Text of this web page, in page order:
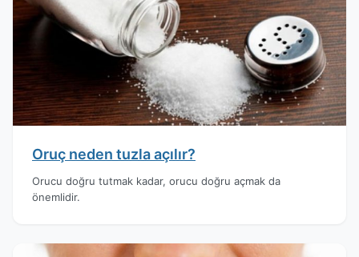
Oruç neden tuzla açılır?
Orucu doğru tutmak kadar, orucu doğru açmak da
önemlidir.